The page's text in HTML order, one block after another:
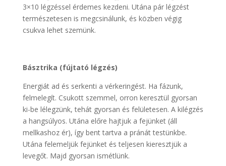
3×10 légzéssel érdemes kezdeni. Utána pár légzést
természetesen is megcsinálunk, és közben végig
csukva lehet szemünk.
Básztrika (fújtató légzés)
Energiát ad és serkenti a vérkeringést. Ha fázunk,
felmelegít. Csukott szemmel, orron keresztül gyorsan
ki-be lélegzünk, tehát gyorsan és felületesen. A kilégzés
a hangsúlyos. Utána előre hajtjuk a fejünket (áll
mellkashoz ér), így bent tartva a pránát testünkbe.
Utána felemeljük fejünket és teljesen kieresztjük a
levegőt. Majd gyorsan ismétlünk.